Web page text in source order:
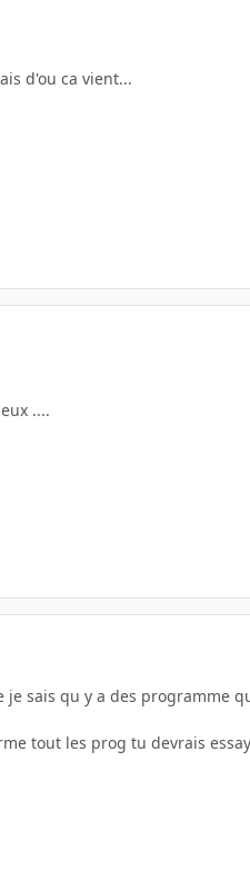
d'ou ca vient...
....
je sais qu y a des
tout les prog tu devrais